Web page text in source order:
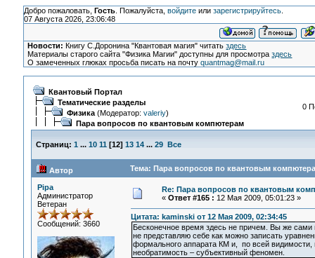
Добро пожаловать, Гость. Пожалуйста, войдитеили зарегистрируйтесь.
07 Августа 2026, 23:06:48
Новости: Книгу С.Доронина "Квантовая магия" читатьздесь
Материалы старого сайта "Физика Магии" доступны для просмотраздесь
О замеченных глюках просьба писать на почтуquantmag@mail.ru
Квантовый Портал
Тематические разделы
Физика(Модератор: valeriy)
Пара вопросов по квантовым компютерам
0
Страниц: 1 ... 10 11 [12] 13 14 ... 29 Все
Автор Тема: Пара вопросов по квантовым
Pipa
Администратор
Ветеран
Сообщений: 3660
Re: Пара вопросов по квантовым
« Ответ #165 : 12 Мая 2009, 05:01:23 »
Цитата: kaminski от 12 Мая 2009, 02:34:45
Бесконечное время здесь не причем. Вы же сами
не представляю себе как можно записать
формального аппарата КМ и, по всей
необратимость – субъективный феномен.